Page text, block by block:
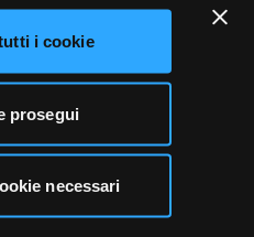
i cookie
prosegui
necessari